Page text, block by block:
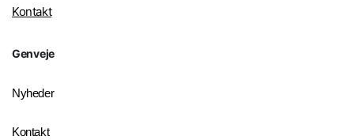
Kontakt
Genveje
Nyheder
Kontakt